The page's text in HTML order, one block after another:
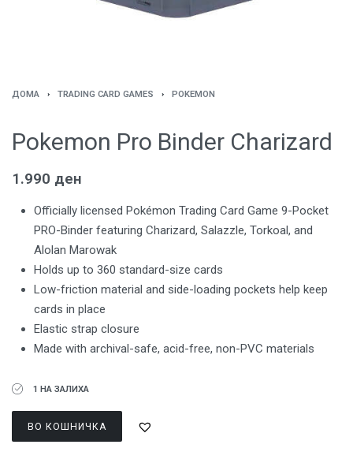
ДОМА › TRADING CARD GAMES › POKEMON
Pokemon Pro Binder Charizard
1.990 ден
Officially licensed Pokémon Trading Card Game 9-Pocket
PRO-Binder featuring Charizard, Salazzle, Torkoal, and
Alolan Marowak
Holds up to 360 standard-size cards
Low-friction material and side-loading pockets help keep
cards in place
Elastic strap closure
Made with archival-safe, acid-free, non-PVC materials
1 НА ЗАЛИХА
ВО КОШНИЧКА